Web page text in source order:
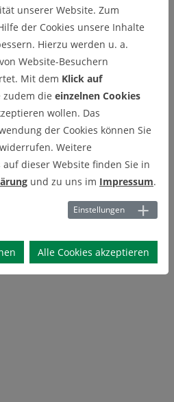
unserer Website. Zum
der Cookies unsere Inhalte
Hierzu werden u. a.
Website-Besuchern
Mit dem Klick auf
zudem die einzelnen Cookies
wollen. Das
der Cookies können Sie
Weitere
dieser Website finden Sie in
und zu uns im Impressum.
Einstellungen
Alle Cookies akzeptieren